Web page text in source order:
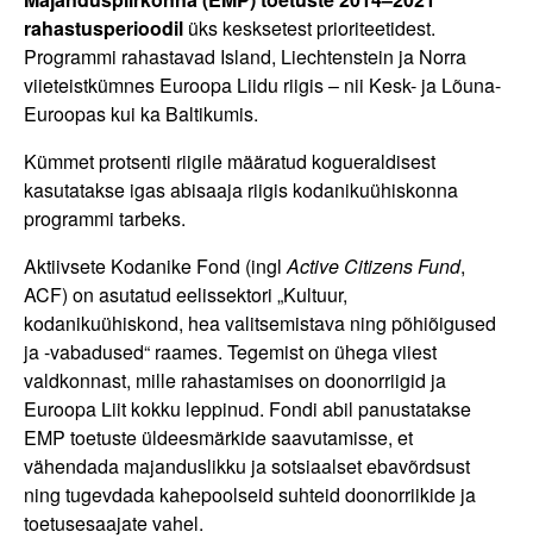
rahastusperioodil üks kesksetest prioriteetidest.
Programmi rahastavad Island, Liechtenstein ja Norra
viieteistkümnes Euroopa Liidu riigis – nii Kesk- ja Lõuna-
Euroopas kui ka Baltikumis.
Kümmet protsenti riigile määratud kogueraldisest
kasutatakse igas abisaaja riigis kodanikuühiskonna
programmi tarbeks.
Aktiivsete Kodanike Fond (inglActive Citizens Fund,
ACF) on asutatud eelissektori „Kultuur,
kodanikuühiskond, hea valitsemistava ning põhiõigused
ja -vabadused“ raames. Tegemist on ühega viiest
valdkonnast, mille rahastamises on doonorriigid ja
Euroopa Liit kokku leppinud. Fondi abil panustatakse
EMP toetuste üldeesmärkide saavutamisse, et
vähendada majanduslikku ja sotsiaalset ebavõrdsust
ning tugevdada kahepoolseid suhteid doonorriikide ja
toetusesaajate vahel.